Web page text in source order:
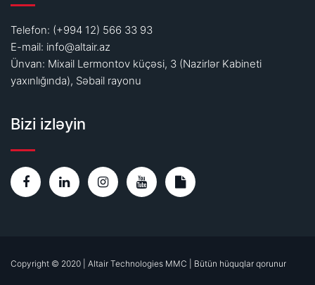
Telefon: (+994 12) 566 33 93
E-mail: info@altair.az
Ünvan: Mixail Lermontov küçəsi, 3 (Nazirlər Kabineti
yaxınlığında), Səbail rayonu
Bizi izləyin
Copyright © 2020 | Altair Technologies MMC | Bütün hüquqlar qorunur